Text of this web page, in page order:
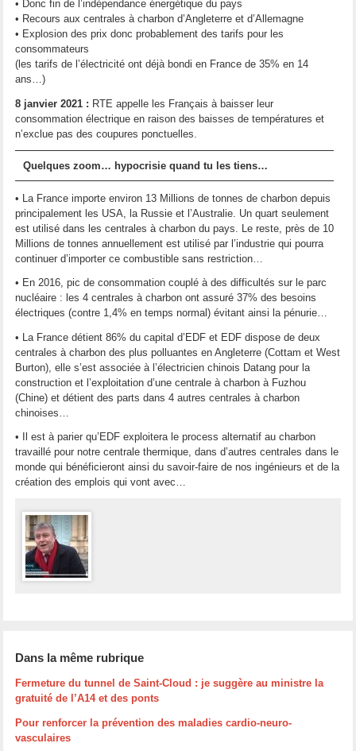
• Donc fin de l’indépendance énergétique du pays
• Recours aux centrales à charbon d’Angleterre et d’Allemagne
• Explosion des prix donc probablement des tarifs pour les
consommateurs
(les tarifs de l’électricité ont déjà bondi en France de 35% en 14
ans…)
8 janvier 2021 : RTE appelle les Français à baisser leur
consommation électrique en raison des baisses de températures et
n’exclue pas des coupures ponctuelles.
Quelques zoom… hypocrisie quand tu les tiens…
• La France importe environ 13 Millions de tonnes de charbon depuis
principalement les USA, la Russie et l’Australie. Un quart seulement
est utilisé dans les centrales à charbon du pays. Le reste, près de 10
Millions de tonnes annuellement est utilisé par l’industrie qui pourra
continuer d’importer ce combustible sans restriction…
• En 2016, pic de consommation couplé à des difficultés sur le parc
nucléaire : les 4 centrales à charbon ont assuré 37% des besoins
électriques (contre 1,4% en temps normal) évitant ainsi la pénurie…
• La France détient 86% du capital d’EDF et EDF dispose de deux
centrales à charbon des plus polluantes en Angleterre (Cottam et West
Burton), elle s’est associée à l’électricien chinois Datang pour la
construction et l’exploitation d’une centrale à charbon à Fuzhou
(Chine) et détient des parts dans 4 autres centrales à charbon
chinoises…
• Il est à parier qu’EDF exploitera le process alternatif au charbon
travaillé pour notre centrale thermique, dans d’autres centrales dans le
monde qui bénéficieront ainsi du savoir-faire de nos ingénieurs et de la
création des emplois qui vont avec…
Dans la même rubrique
Fermeture du tunnel de Saint-Cloud : je suggère au ministre la
gratuité de l’A14 et des ponts
Pour renforcer la prévention des maladies cardio-neuro-
vasculaires